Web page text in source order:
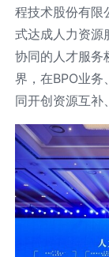
程技术股份有限
式达成人力资源
协同的人才服务
界，在BPO业
同开创资源互补